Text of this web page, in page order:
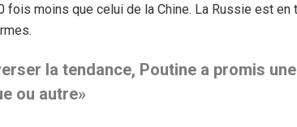
fois moins que celui de la Chine. La Russie est
la tendance, Poutine a promis
ou autre»